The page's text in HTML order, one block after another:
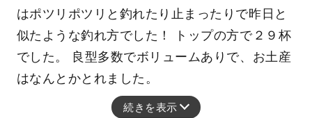
はポツリポツリと釣れたり止まったりで昨日と
似たような釣れ方でした！ トップの方で２９杯
でした。 良型多数でボリュームありで、お土産
はなんとかとれました。
続きを表示